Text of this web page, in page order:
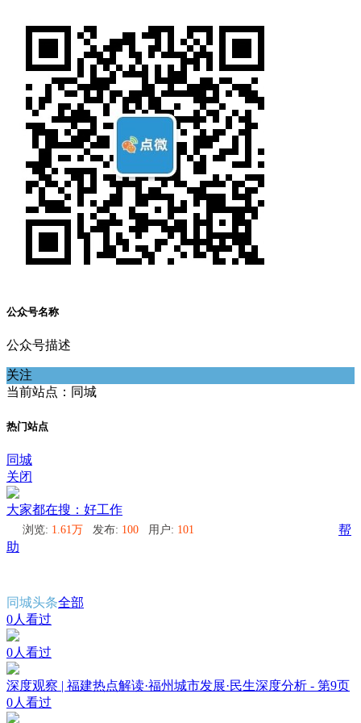
公众号名称
公众号描述
关注
当前站点：同城
热门站点
同城
关闭
大家都在搜：好工作
浏览: 1.61万 发布: 100 用户: 101
帮
助
同城头条全部
0人看过
0人看过
深度观察 | 福建热点解读·福州城市发展·民生深度分析 - 第9页
0人看过